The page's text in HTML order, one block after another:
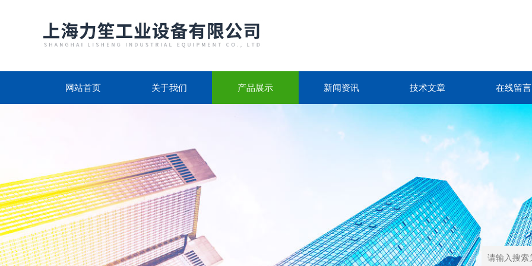
网站首页 关于我们 产品展示 新闻资讯 技术文章 在线留言